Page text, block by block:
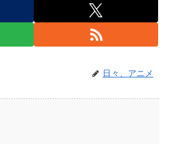
日々、アニメ